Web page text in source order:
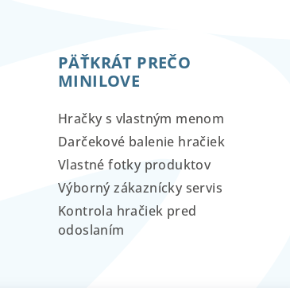
PÄŤKRÁT PREČO
MINILOVE
Hračky s vlastným menom
Darčekové balenie hračiek
Vlastné fotky produktov
Výborný zákaznícky servis
Kontrola hračiek pred
odoslaním